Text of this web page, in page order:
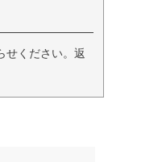
せください。返